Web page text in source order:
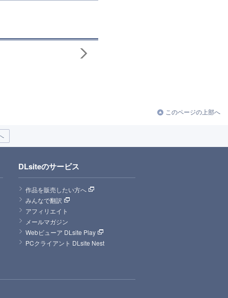
このページの上部へ
DLsiteのサービス
作品を販売したい方へ
みんなで翻訳
アフィリエイト
メールマガジン
Webビューア DLsite Play
PCクライアント DLsite Nest